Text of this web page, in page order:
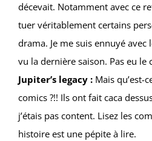
décevait. Notamment avec ce
tuer véritablement certains
drama. Je me suis ennuyé avec
vu la dernière saison. Pas eu le
Jupiter’s legacy :Mais qu’est-
comics ?!! Ils ont fait caca
j’étais pas content. Lisez les
histoire est une pépite à lire.